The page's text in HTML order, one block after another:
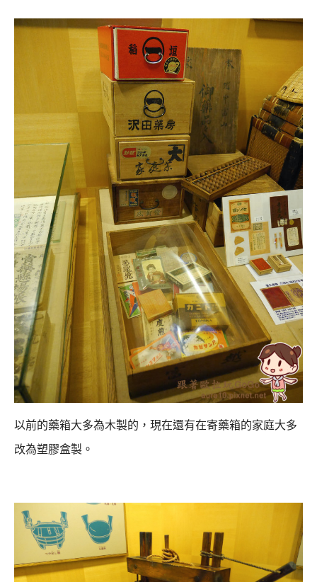
以前的藥箱大多為木製的，現在還有在寄藥箱的家庭大多
改為塑膠盒製。